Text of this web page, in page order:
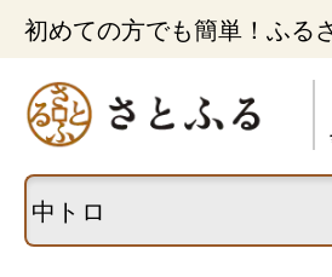
初めての方でも簡単！ふる